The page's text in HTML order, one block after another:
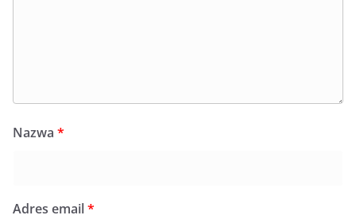
Nazwa *
Adres email*